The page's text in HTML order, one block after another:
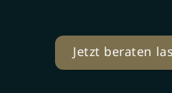
Jetzt beraten